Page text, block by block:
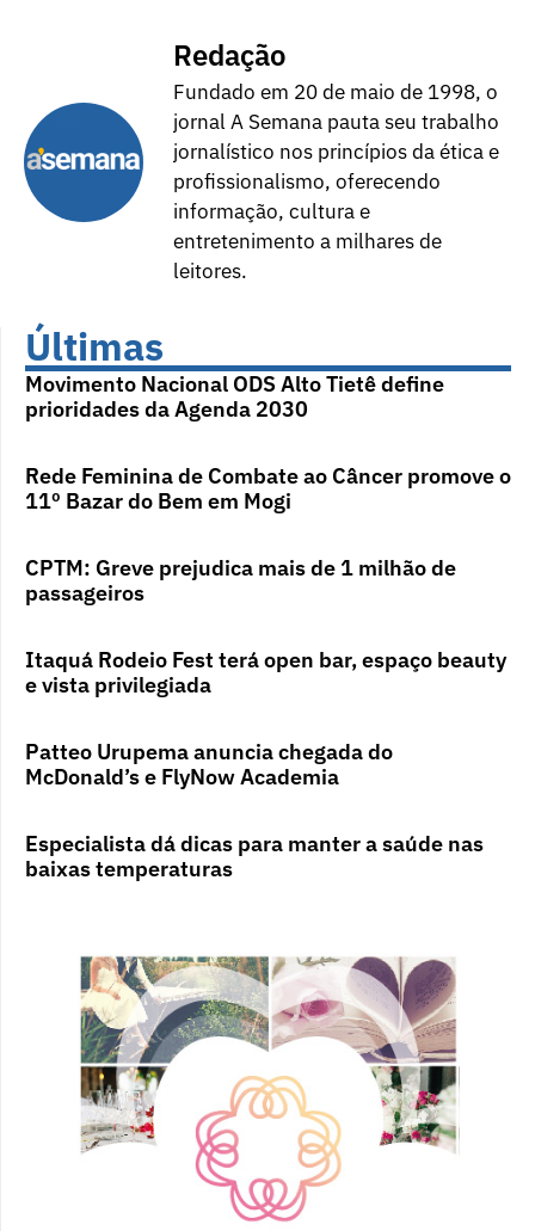
Redação
Fundado em 20 de maio de 1998, o
jornal A Semana pauta seu trabalho
jornalístico nos princípios da ética e
profissionalismo, oferecendo
informação, cultura e
entretenimento a milhares de
leitores.
Últimas
Movimento Nacional ODS Alto Tietê define
prioridades da Agenda 2030
Rede Feminina de Combate ao Câncer promove o
11º Bazar do Bem em Mogi
CPTM: Greve prejudica mais de 1 milhão de
passageiros
Itaquá Rodeio Fest terá open bar, espaço beauty
e vista privilegiada
Patteo Urupema anuncia chegada do
McDonald’s e FlyNow Academia
Especialista dá dicas para manter a saúde nas
baixas temperaturas